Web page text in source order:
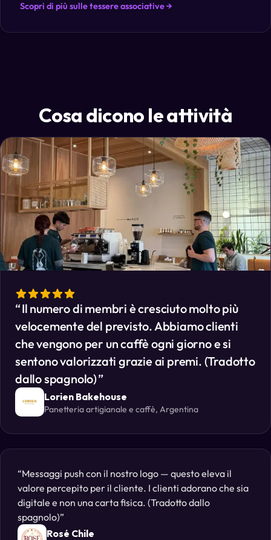
Scopri di più sulle tessere associative →
Cosa dicono le attività
Il numero di membri è cresciuto molto più
velocemente del previsto. Abbiamo clienti
che vengono per un caffè ogni giorno e si
sentono valorizzati grazie ai premi. (Tradotto
dallo spagnolo)
Lorien Bakehouse
Panetteria artigianale e caffè, Argentina
Messaggi push con il nostro logo — questo eleva il
valore percepito per il cliente. I clienti adorano che sia
digitale e non una carta fisica. (Tradotto dallo
spagnolo)
Rosé Chile